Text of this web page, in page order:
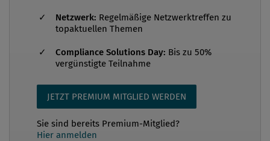
Netzwerk: Regelmäßige Netzwerktreffen zu
topaktuellen Themen
Compliance Solutions Day: Bis zu 50%
vergünstigte Teilnahme
JETZT PREMIUM MITGLIED WERDEN
Sie sind bereits Premium-Mitglied?
Hier anmelden